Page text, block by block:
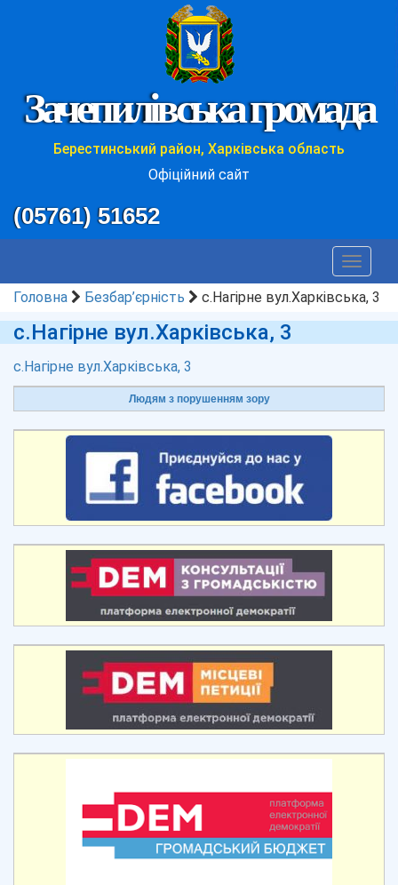
Зачепилівська громада
Берестинський район, Харківська область
Офіційний сайт
(05761) 51652
Toggle
Головна
Безбар’єрність с.Нагірне вул.Харківська, 3
с.Нагірне вул.Харківська, 3
с.Нагірне вул.Харківська, 3
Людям з порушенням зору